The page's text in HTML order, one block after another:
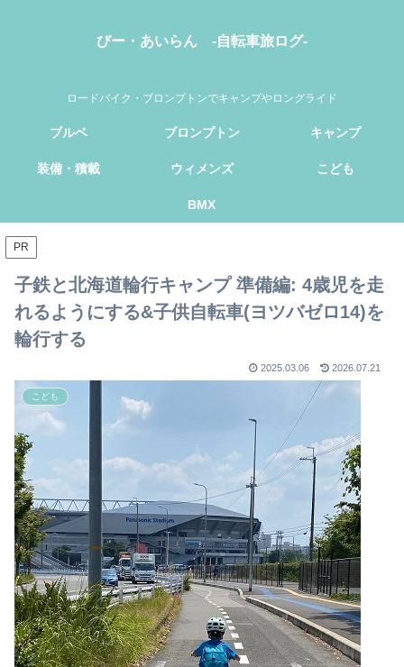
びー・あいらん -自転車旅ログ-
ロードバイク・ブロンプトンでキャンプやロングライド
ブルベ ブロンプトン キャンプ
装備・積載 ウィメンズ こども
BMX
PR
子鉄と北海道輪行キャンプ 準備編: 4歳児を走
れるようにする&子供自転車(ヨツバゼロ14)を
輪行する
2025.03.06 2026.07.21
こども